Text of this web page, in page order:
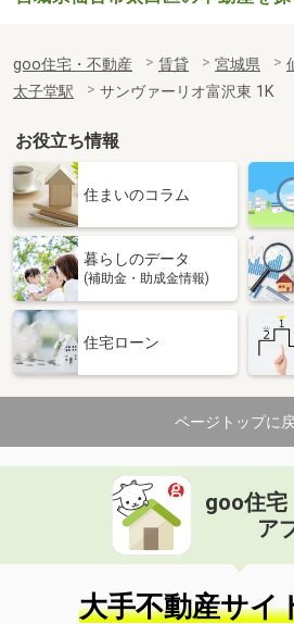
goo住宅・不動産 賃貸 宮城県
太子堂駅
サンヴァーリオ富沢東 1K
お役立ち情報
住まいのコラム
暮らしのデータ
(補助金・助成金情報)
住宅ローン
ページトップに
goo住宅
ア
大手不動産サイ